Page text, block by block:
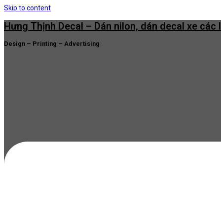
Skip to content
Hưng Thịnh Decal – Dán nilon, dán decal xe các
Design – Printing – Advertising